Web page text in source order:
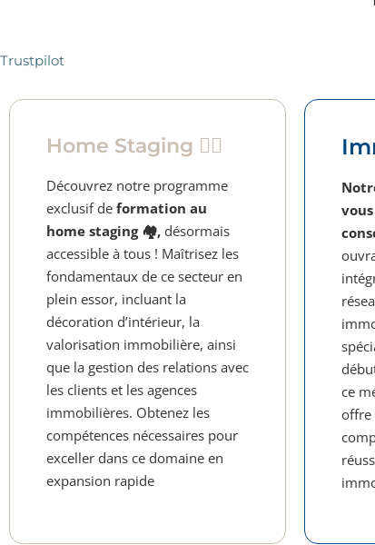
Trustpilot
Home Staging 💁‍♀️
Découvrez notre programme
exclusif de formation au
home staging 🏘️, désormais
accessible à tous ! Maîtrisez les
fondamentaux de ce secteur en
plein essor, incluant la
décoration d’intérieur, la
valorisation immobilière, ainsi
que la gestion des relations avec
les clients et les agences
immobilières. Obtenez les
compétences nécessaires pour
exceller dans ce domaine en
expansion rapide
ce
offre